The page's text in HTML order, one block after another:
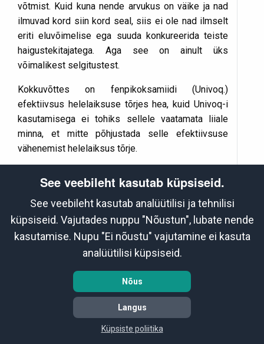
võtmist. Kuid kuna nende arvukus on väike ja nad
ilmuvad kord siin kord seal, siis ei ole nad ilmselt
eriti eluvõimelise ega suuda konkureerida teiste
haigustekitajatega. Aga see on ainult üks
võimalikest selgitustest.
Kokkuvõttes on fenpikoksamiidi (Univoq.)
efektiivsus helelaiksuse tõrjes hea, kuid Univoq-i
kasutamisega ei tohiks sellele vaatamata liiale
minna, et mitte põhjustada selle efektiivsuse
vähenemist helelaiksus tõrje.
See veebileht kasutab küpsiseid.
See veebileht kasutab analüütilisi ja tehnilisi
küpsiseid. Vajutades nuppu "Nõustun", lubate nende
kasutamise. Nupu "Ei nõustu" vajutamine ei kasuta
analüütilisi küpsiseid.
Nõus
Langus
Küpsiste poliitika